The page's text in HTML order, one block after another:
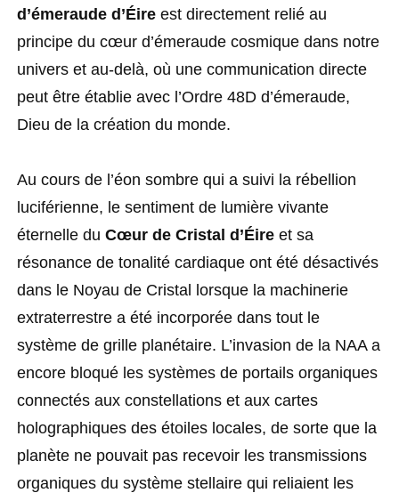
d’émeraude d’Éire est directement relié au
principe du cœur d’émeraude cosmique dans notre
univers et au-delà, où une communication directe
peut être établie avec l’Ordre 48D d’émeraude,
Dieu de la création du monde.
Au cours de l’éon sombre qui a suivi la rébellion
luciférienne, le sentiment de lumière vivante
éternelle du Cœur de Cristal d’Éire et sa
résonance de tonalité cardiaque ont été désactivés
dans le Noyau de Cristal lorsque la machinerie
extraterrestre a été incorporée dans tout le
système de grille planétaire. L’invasion de la NAA a
encore bloqué les systèmes de portails organiques
connectés aux constellations et aux cartes
holographiques des étoiles locales, de sorte que la
planète ne pouvait pas recevoir les transmissions
organiques du système stellaire qui reliaient les